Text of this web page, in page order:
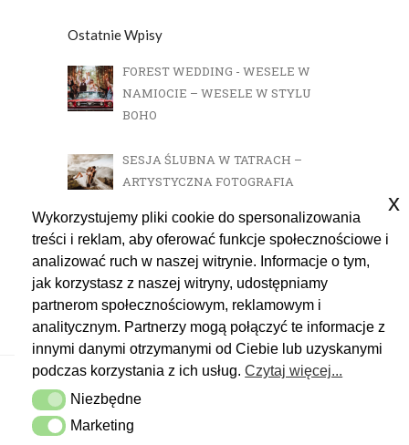
Wykorzystujemy pliki cookie do spersonalizowania
treści i reklam, aby oferować funkcje społecznościowe i
analizować ruch w naszej witrynie. Informacje o tym,
jak korzystasz z naszej witryny, udostępniamy
partnerom społecznościowym, reklamowym i
analitycznym. Partnerzy mogą połączyć te informacje z
innymi danymi otrzymanymi od Ciebie lub uzyskanymi
podczas korzystania z ich usług.Czytaj więcej...
NiezbędneNiezbędne
MarketingMarketing
x
Ostatnie Wpisy
FOREST WEDDING - WESELE W
NAMIOCIE – WESELE W STYLU
BOHO
SESJA ŚLUBNA W TATRACH –
ARTYSTYCZNA FOTOGRAFIA
WIERCH